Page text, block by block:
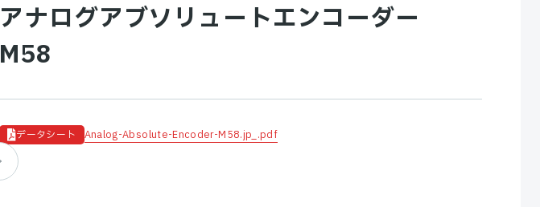
TRYLANER
レーザーセンサ LVDT
非接触誘導センサ
アナログアブソリュートエンコーダー
M58
データシート Analog-Absolute-Encoder-M58.jp_.pdf